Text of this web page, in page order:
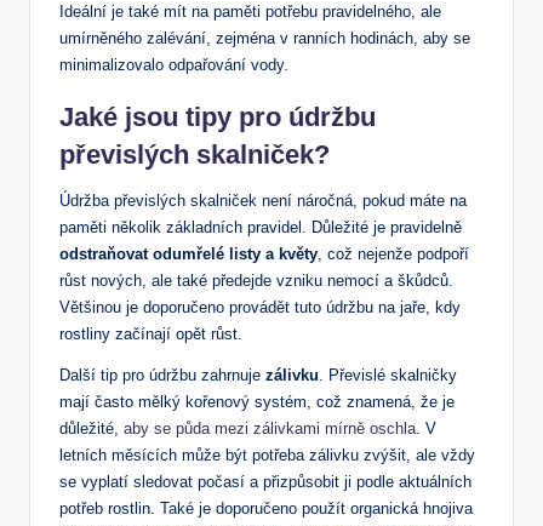
Ideální je také mít na paměti potřebu pravidelného, ale
umírněného zalévání, zejména v ranních hodinách, aby se
minimalizovalo odpařování vody.
Jaké jsou tipy pro údržbu
převislých skalniček?
Údržba převislých skalniček není náročná, pokud máte na
paměti několik základních pravidel. Důležité je pravidelně
odstraňovat odumřelé listy a květy , což nejenže podpoří
růst nových, ale také předejde vzniku nemocí a škůdců.
Většinou je doporučeno provádět tuto údržbu na jaře, kdy
rostliny začínají opět růst.
Další tip pro údržbu zahrnuje zálivku . Převislé skalničky
mají často mělký kořenový systém, což znamená, že je
důležité, aby se půda mezi zálivkami mírně oschla . V
letních měsících může být potřeba zálivku zvýšit, ale vždy
se vyplatí sledovat počasí a přizpůsobit ji podle aktuálních
potřeb rostlin. Také je doporučeno použít organická hnojiva